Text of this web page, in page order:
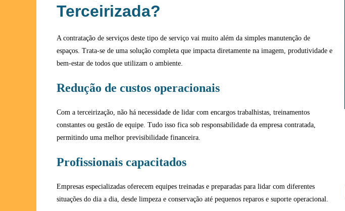
Terceirizada?
A contratação de serviços deste tipo de serviço vai muito além da simples manutenção de
espaços. Trata-se de uma solução completa que impacta diretamente na imagem, produtividade e
bem-estar de todos que utilizam o ambiente.
Redução de custos operacionais
Com a terceirização, não há necessidade de lidar com encargos trabalhistas, treinamentos
constantes ou gestão de equipe. Tudo isso fica sob responsabilidade da empresa contratada,
permitindo uma melhor previsibilidade financeira.
Profissionais capacitados
Empresas especializadas oferecem equipes treinadas e preparadas para lidar com diferentes
situações do dia a dia, desde limpeza e conservação até pequenos reparos e suporte operacional.